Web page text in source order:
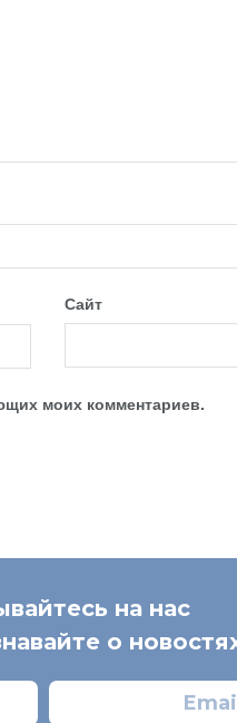
Сайт
моих комментариев.
на нас
о